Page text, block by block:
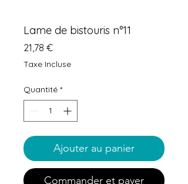
Lame de bistouris n°11
21,78 €Prix
Taxe Incluse
Quantité *
Ajouter au panier
Commander et payer